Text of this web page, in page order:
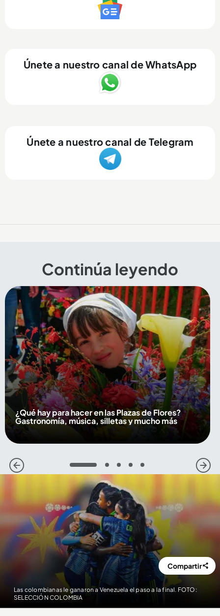
Únete a nuestro canal de WhatsApp
Únete a nuestro canal de Telegram
Continúa leyendo
¿Qué hay para hacer en las Plazas de Flores?
Gastronomía, música, silletas y mucho más
1 2 3 4 5
Las colombianas le ganaron a Venezuela el paso a la final. FOTO:
SELECCIÓN COLOMBIA
Compartir